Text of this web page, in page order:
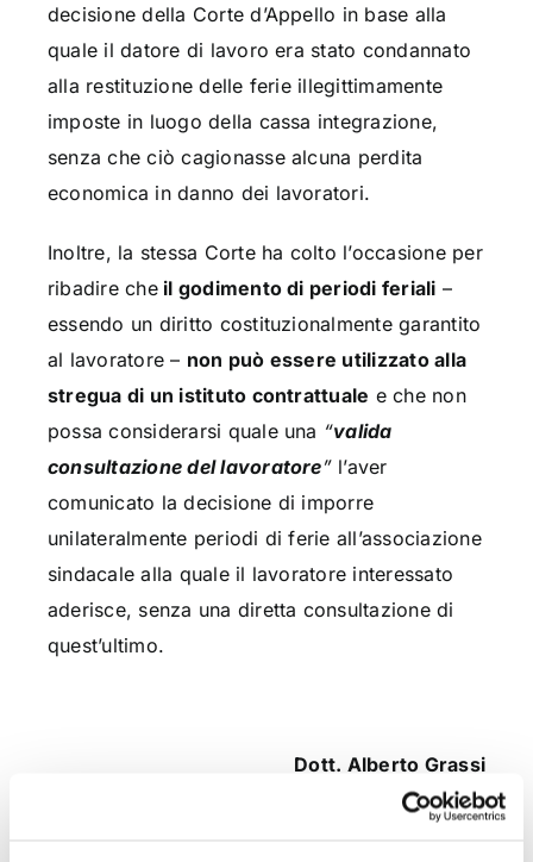
decisione della Corte d’Appello in base alla
quale il datore di lavoro era stato condannato
alla restituzione delle ferie illegittimamente
imposte in luogo della cassa integrazione,
senza che ciò cagionasse alcuna perdita
economica in danno dei lavoratori.
Inoltre, la stessa Corte ha colto l’occasione per
ribadire cheil godimento di periodi feriali –
essendo un diritto costituzionalmente garantito
al lavoratore – non può essere utilizzato alla
stregua di un istituto contrattuale e che non
possa considerarsi quale una “valida
consultazione del lavoratore”l’aver
comunicato la decisione di imporre
unilateralmente periodi di ferie all’associazione
sindacale alla quale il lavoratore interessato
aderisce, senza una diretta consultazione di
quest’ultimo.
Dott. Alberto Grassi